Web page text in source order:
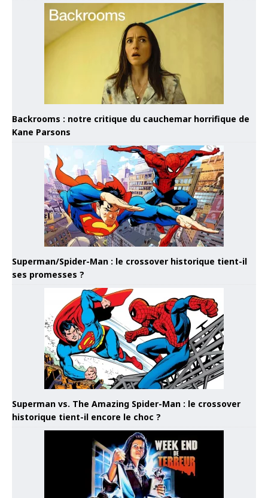
Backrooms : notre critique du cauchemar horrifique de
Kane Parsons
Superman/Spider-Man : le crossover historique tient-il
ses promesses ?
Superman vs. The Amazing Spider-Man : le crossover
historique tient-il encore le choc ?